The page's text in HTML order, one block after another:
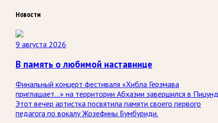
Новости
9 августа 2026
В память о любимой наставнице
Финальный концерт фестиваля «Хибла Герзмава
приглашает…» на территории Абхазии завершился в
Этот вечер артистка посвятила памяти своего первого
педагога по вокалу Жозефины Бумбуриди.